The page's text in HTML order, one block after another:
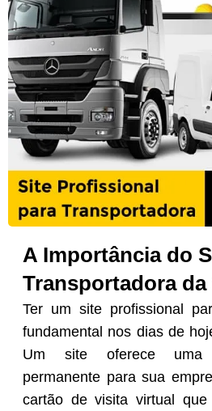
A Importância do
Transportadora da
Ter um site profissional
fundamental nos dias de
Um site oferece uma
permanente para sua
cartão de visita virtual